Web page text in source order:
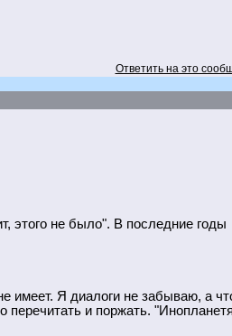
Ответить на это
этого не было". В последние годы
имеет. Я диалоги не забываю, а
и поржать.